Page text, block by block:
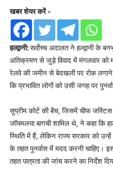
खबर शेयर करें -
हल्द्वानी:सर्वोच्च अदालत ने हल्द्वानी के
अतिक्रमण से जुड़े विवाद में मंगलवार को
रेलवे की जमीन से बेदखली पर रोक
कि प्रभावित लोगों को उसी जगह पर
सुप्रीम कोर्ट की बेंच, जिसमें चीफ
जॉयमलया बागची शामिल थे, ने कहा कि
स्थिति में हैं, लेकिन राज्य सरकार को
के तहत पुनर्वास में मदद करनी चाहिए।
तहत पात्रता की जांच करने का निर्देश